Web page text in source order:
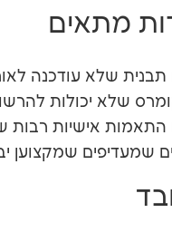
מתאים
שלא עודכנה
שלא יכולות
אישיות רבות
שמעדיפים שמקצוען